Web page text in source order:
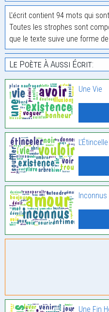
L'écrit contient 94 mots qui
Toutes les strophes sont
que le texte suive une forme
Le Poète À Aussi Écrit:
Une Vie
Une Fin